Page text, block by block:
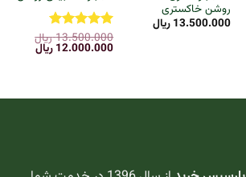
روشن خاکستری
13.500.000ریال
نمره5از
5
13.500.000ریال
قیمت
12.000.000ریالقیمت
فعلی: